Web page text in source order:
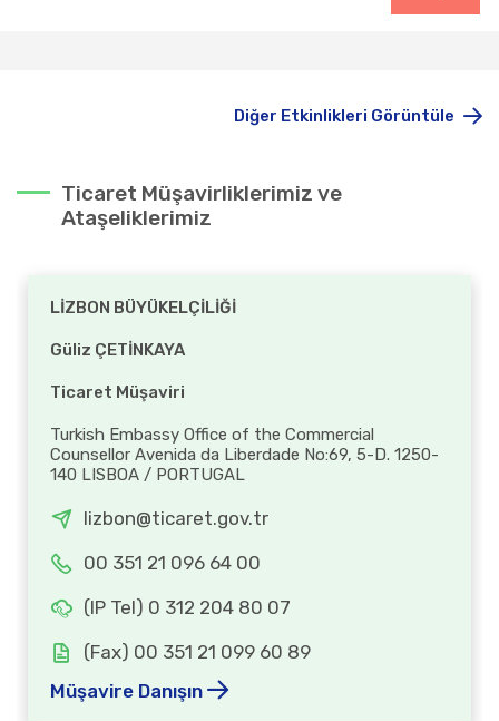
Diğer Etkinlikleri Görüntüle
Ticaret Müşavirliklerimiz ve
Ataşeliklerimiz
LİZBON BÜYÜKELÇİLİĞİ
Güliz ÇETİNKAYA
Ticaret Müşaviri
Turkish Embassy Office of the Commercial
Counsellor Avenida da Liberdade No:69, 5-D. 1250-
140 LISBOA / PORTUGAL
lizbon@ticaret.gov.tr
00 351 21 096 64 00
(IP Tel) 0 312 204 80 07
(Fax) 00 351 21 099 60 89
Müşavire Danışın